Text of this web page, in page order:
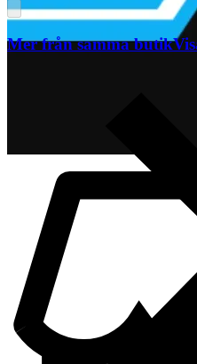
Mer från samma butik